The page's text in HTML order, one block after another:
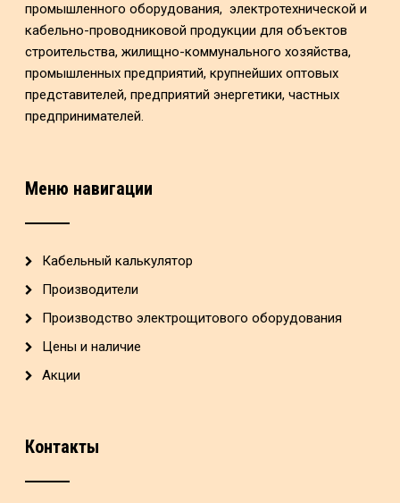
промышленного оборудования, электротехнической и
кабельно-проводниковой продукции для объектов
строительства, жилищно-коммунального хозяйства,
промышленных предприятий, крупнейших оптовых
представителей, предприятий энергетики, частных
предпринимателей.
Меню навигации
Кабельный калькулятор
Производители
Производство электрощитового оборудования
Цены и наличие
Акции
Контакты